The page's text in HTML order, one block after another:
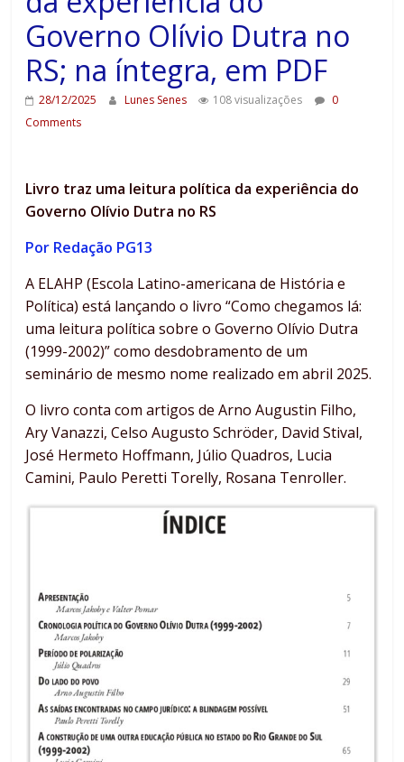
Governo Olívio Dutra no
RS; na íntegra, em PDF
28/12/2025 Lunes Senes 108 visualizações
0
Comments
Livro traz uma leitura política da experiência do
Governo Olívio Dutra no RS
Por Redação PG13
A ELAHP (Escola Latino-americana de História e
Política) está lançando o livro “Como chegamos lá:
uma leitura política sobre o Governo Olívio Dutra
(1999-2002)” como desdobramento de um
seminário de mesmo nome realizado em abril 2025.
O livro conta com artigos de Arno Augustin Filho,
Ary Vanazzi, Celso Augusto Schröder, David Stival,
José Hermeto Hoffmann, Júlio Quadros, Lucia
Camini, Paulo Peretti Torelly, Rosana Tenroller.